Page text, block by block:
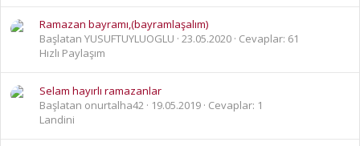
Ramazan bayramı,(bayramlaşalım)
Başlatan YUSUFTUYLUOGLU 23.05.2020 Cevaplar: 61
Hızlı Paylaşım
Selam hayırlı ramazanlar
Başlatan onurtalha42
19.05.2019 Cevaplar: 1
Landini